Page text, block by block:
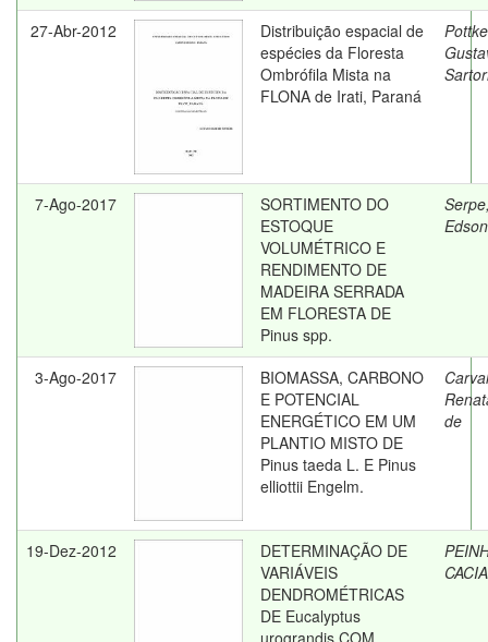
27-Abr-2012
Distribuição espacial de
espécies da Floresta
Ombrófila Mista na
FLONA de Irati, Paraná
7-Ago-2017
SORTIMENTO DO
ESTOQUE
VOLUMÉTRICO E
RENDIMENTO DE
MADEIRA SERRADA
EM FLORESTA DE
Pinus spp.
3-Ago-2017
BIOMASSA, CARBONO
E POTENCIAL
ENERGÉTICO EM UM
PLANTIO MISTO DE
Pinus taeda L. E Pinus
elliottii Engelm.
de
19-Dez-2012
DETERMINAÇÃO DE
VARIÁVEIS
DENDROMÉTRICAS
DE Eucalyptus
urograndis COM